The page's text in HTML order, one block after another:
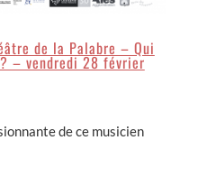
de la Palabre – Qui
– vendredi 28 février
de ce musicien